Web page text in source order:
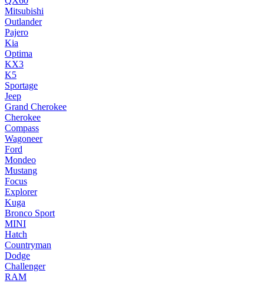
Mitsubishi
Outlander
Pajero
Kia
Optima
KX3
K5
Sportage
Jeep
Grand Cherokee
Cherokee
Compass
Wagoneer
Ford
Mondeo
Mustang
Focus
Explorer
Kuga
Bronco Sport
MINI
Hatch
Countryman
Dodge
Challenger
RAM